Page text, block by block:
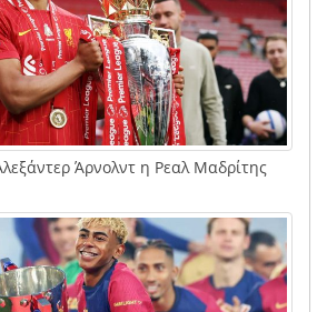
Άρνολντ η Ρεαλ Μαδρίτης